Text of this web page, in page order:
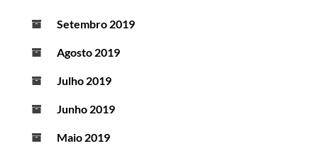
Setembro 2019
Agosto 2019
Julho 2019
Junho 2019
Maio 2019